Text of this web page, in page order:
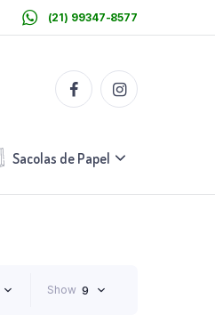
(21) 99347-8577
Sacolas de Papel
Show 9